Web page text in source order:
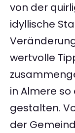
von der
idyllische
wertvolle
in Almere
gestalten.
der